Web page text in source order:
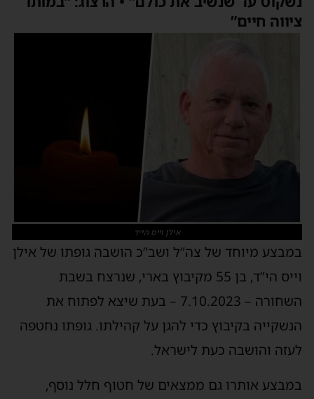
ציווה חיים”
אילן וייס הי״ד
במבצע מיוחד של צה”ל ושב”כ הושבה גופתו של אילן
וייס הי”ד, בן 55 מקיבוץ בארי, שנרצח בשבת
השחורה – 7.10.2023 – בעת שיצא לפתוח את
הנשקייה בקיבוץ כדי להגן על קהילתו. גופתו נחטפה
לעזה והושבה כעת לישראל.
במבצע אותרו גם ממצאים של חטוף חלל נוסף,